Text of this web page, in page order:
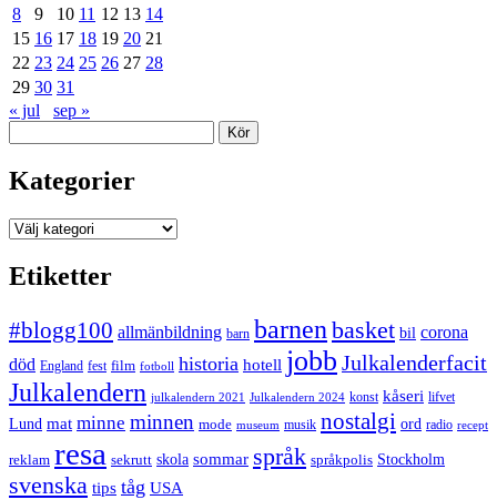
8
9 10 11 12 13 14
15 16 17 18 19 20 21
22 23 24 25 26 27 28
29 30 31
« jul
sep »
Kategorier
Kategorier
Etiketter
#blogg100 allmänbildning barn barnen basket bil corona
död England fest film fotboll historia hotell jobb Julkalenderfacit
Julkalendern julkalendern 2021 Julkalendern 2024 konst kåseri lifvet
Lund mat minne minnen mode museum musik nostalgi ord radio recept
reklam resa sekrutt skola sommar språk språkpolis Stockholm
svenska tips tåg USA